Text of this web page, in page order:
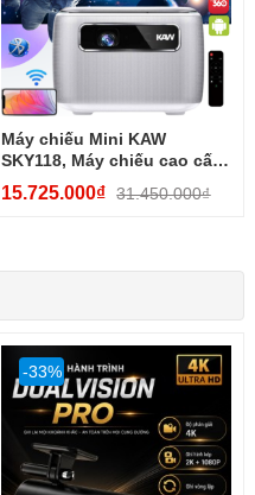
Máy chiếu Mini KAW
SKY118, Máy chiếu cao cấp,
Độ sáng cao, Dung lượng
pin...
15.725.000₫ 31.450.000₫
-33%